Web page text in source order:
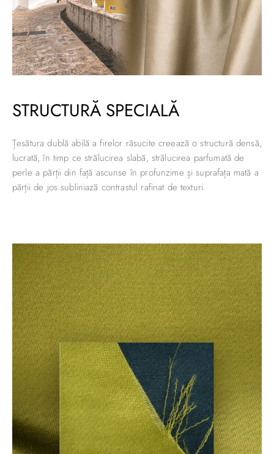
STRUCTURĂ SPECIALĂ
Țesătura dublă abilă a firelor răsucite creează o structură densă,
lucrată, în timp ce strălucirea slabă, strălucirea parfumată de
perle a părții din față ascunse în profunzime și suprafața mată a
părții de jos subliniază contrastul rafinat de texturi.